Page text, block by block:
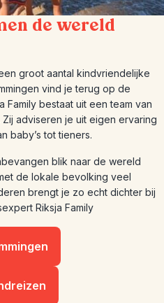
de wereld
groot aantal kindvriendelijke
vind je terug op de
Family bestaat uit een team van
adviseren je uit eigen ervaring
baby’s tot tieners.
blik naar de wereld
de lokale bevolking veel
brengt je zo echt dichter bij
Riksja Family